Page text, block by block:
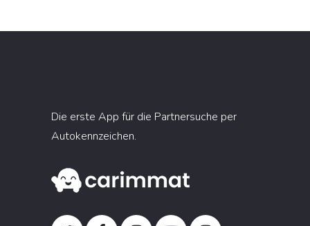
Die erste App für die Partnersuche per
Autokennzeichen.